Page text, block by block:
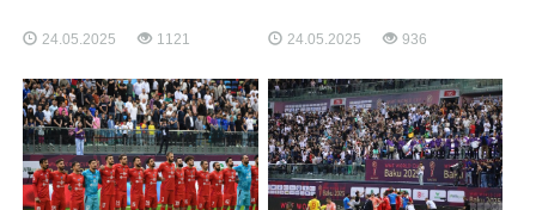
oyununda üz-üzə gəliblər. Milli
Gimnastika Arenasında reallaşan
Qeyd edək ki, ilk turda Polşa
Qazaxıstanı 2:1, Bosniya və
Herseqovin
24.05.2025 1121
yığması İsrail ilə üz-üzə gəlib. Milli
Gimnastika Arenasında gerçəkləşən
qələbəsi ilə bitib. Qeyd edək ki, ilk
turda Qana İspaniyaya, İsrai
24.05.2025 936